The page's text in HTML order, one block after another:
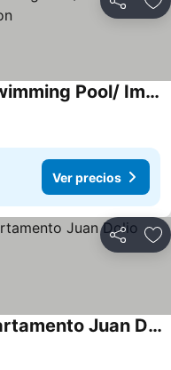
Compartir
Jardines Del Mar Ii Wifi /swimming Pool/ Immediate Reservation
Ver precios
Compartir
Elegante Aqua Marine Apartamento Juan Dolio